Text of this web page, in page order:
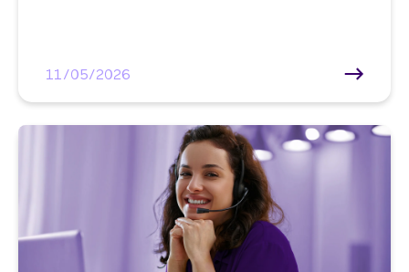
11/05/2026